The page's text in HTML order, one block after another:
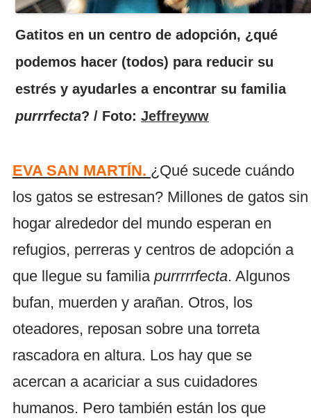
Gatitos en un centro de adopción, ¿qué
podemos hacer (todos) para reducir su
estrés y ayudarles a encontrar su familia
purrrfecta? / Foto: Jeffreyww
EVA SAN MARTÍN. ¿Qué sucede cuándo
los gatos se estresan? Millones de gatos sin
hogar alrededor del mundo esperan en
refugios, perreras y centros de adopción a
que llegue su familia purrrrrfecta. Algunos
bufan, muerden y arañan. Otros, los
oteadores, reposan sobre una torreta
rascadora en altura. Los hay que se
acercan a acariciar a sus cuidadores
humanos. Pero también están los que